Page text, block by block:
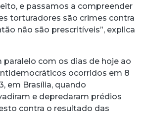
e passamos a compreender
torturadores são crimes contra
não são prescritíveis”, explica
paralelo com os dias de hoje ao
ocorridos em 8
em Brasília, quando
e depredaram prédios
contra o resultado das